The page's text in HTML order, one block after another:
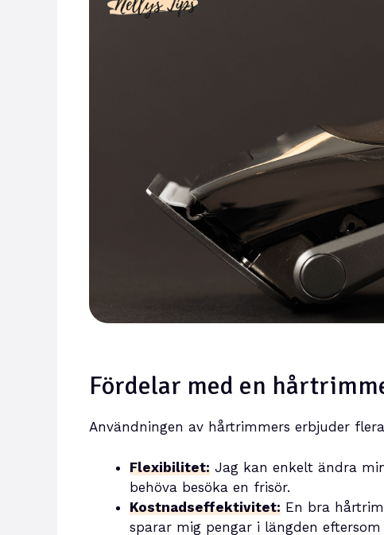
Fördelar med en
Användningen av hårtrimmers erbjuder
Flexibilitet: Jag kan enkelt ändra
behöva besöka en frisör.
Kostnadseffektivitet: En bra
sparar mig pengar i längden